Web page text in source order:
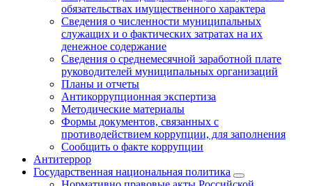
обязательствах имущественного характера
Сведения о численности муниципальных
служащих и о фактических затратах на их
денежное содержание
Сведения о среднемесячной заработной плате
руководителей муниципальных организаций
Планы и отчеты
Антикоррупционная экспертиза
Методические материалы
Формы документов, связанных с
противодействием коррупции, для заполнения
Сообщить о факте коррупции
Антитеррор
Государственная национальная политика